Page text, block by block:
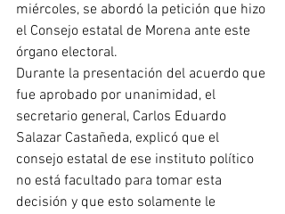
miércoles, se abordó la petición que hizo
el Consejo estatal de Morena ante este
órgano electoral.
Durante la presentación del acuerdo que
fue aprobado por unanimidad, el
secretario general, Carlos Eduardo
Salazar Castañeda, explicó que el
consejo estatal de ese instituto político
no está facultado para tomar esta
decisión y que esto solamente le